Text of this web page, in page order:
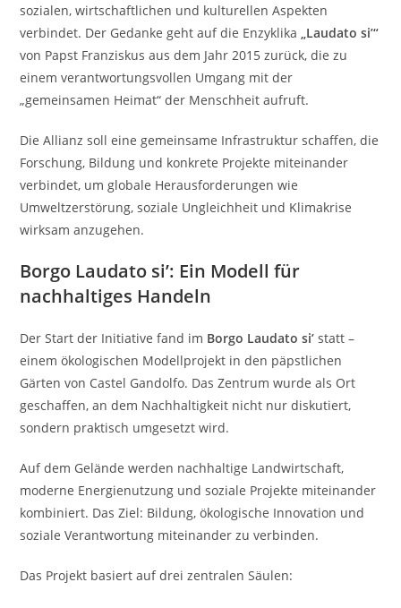
sozialen, wirtschaftlichen und kulturellen Aspekten
verbindet. Der Gedanke geht auf die Enzyklika
„Laudato si’“
von Papst Franziskus aus dem Jahr 2015 zurück, die zu
einem verantwortungsvollen Umgang mit der
„gemeinsamen Heimat“ der Menschheit aufruft.
Die Allianz soll eine gemeinsame Infrastruktur schaffen, die
Forschung, Bildung und konkrete Projekte miteinander
verbindet, um globale Herausforderungen wie
Umweltzerstörung, soziale Ungleichheit und Klimakrise
wirksam anzugehen.
Borgo Laudato si’: Ein Modell für
nachhaltiges Handeln
Der Start der Initiative fand im Borgo Laudato si’ statt –
einem ökologischen Modellprojekt in den päpstlichen
Gärten von Castel Gandolfo. Das Zentrum wurde als Ort
geschaffen, an dem Nachhaltigkeit nicht nur diskutiert,
sondern praktisch umgesetzt wird.
Auf dem Gelände werden nachhaltige Landwirtschaft,
moderne Energienutzung und soziale Projekte miteinander
kombiniert. Das Ziel: Bildung, ökologische Innovation und
soziale Verantwortung miteinander zu verbinden.
Das Projekt basiert auf drei zentralen Säulen: